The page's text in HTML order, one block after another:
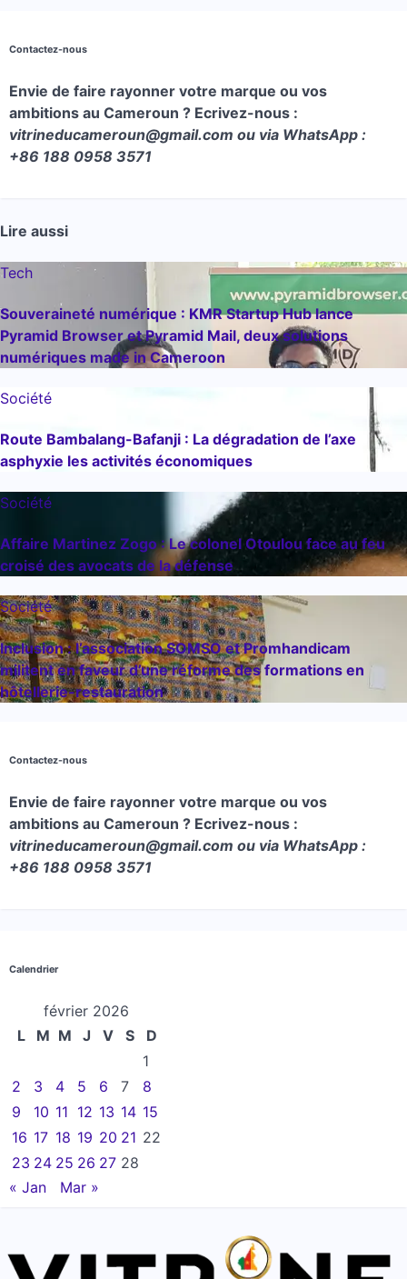
Contactez-nous
Envie de faire rayonner votre marque ou vos
ambitions au Cameroun ? Ecrivez-nous :
vitrineducameroun@gmail.com ou via WhatsApp :
+86 188 0958 3571
Lire aussi
Tech
Souveraineté numérique : KMR Startup Hub lance
Pyramid Browser et Pyramid Mail, deux solutions
numériques made in Cameroon
Société
Route Bambalang-Bafanji : La dégradation de l’axe
asphyxie les activités économiques
Société
Affaire Martinez Zogo : Le colonel Otoulou face au feu
croisé des avocats de la défense
Société
Inclusion : l’association SOMSO et Promhandicam
militent en faveur d’une réforme des formations en
hôtellerie-restauration
Contactez-nous
Envie de faire rayonner votre marque ou vos
ambitions au Cameroun ? Ecrivez-nous :
vitrineducameroun@gmail.com ou via WhatsApp :
+86 188 0958 3571
Calendrier
février 2026
L
M M J V S
D
1
2
3 4 5 6 7
8
9
10 11 12 13 14 15
16 17 18 19 20 21 22
23 24 25 26 27 28
« Jan
Mar »